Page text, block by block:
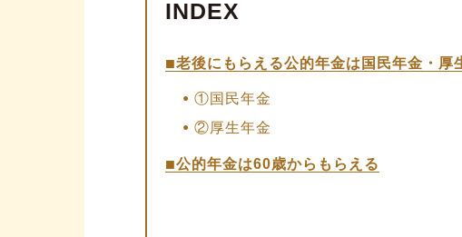
老後にもらえる公的年金は国民年金・厚
①国民年金
②厚生年金
公的年金は60歳からもらえる